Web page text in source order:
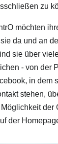
zu
möchten
da und an
sie über
- von der
in dem
stehen,
der
der